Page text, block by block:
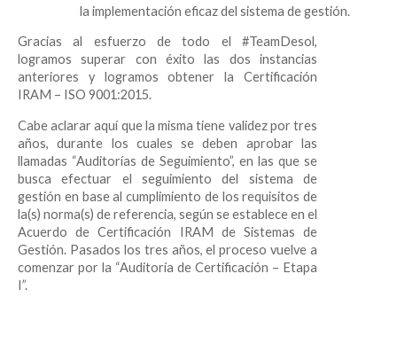
la implementación eficaz del sistema de gestión.
Gracias al esfuerzo de todo el #TeamDesol,
logramos superar con éxito las dos instancias
anteriores y logramos obtener la Certificación
IRAM – ISO 9001:2015.
Cabe aclarar aquí que la misma tiene validez por tres
años, durante los cuales se deben aprobar las
llamadas “Auditorías de Seguimiento”, en las que se
busca efectuar el seguimiento del sistema de
gestión en base al cumplimiento de los requisitos de
la(s) norma(s) de referencia, según se establece en el
Acuerdo de Certificación IRAM de Sistemas de
Gestión. Pasados los tres años, el proceso vuelve a
comenzar por la “Auditoría de Certificación – Etapa
I”.